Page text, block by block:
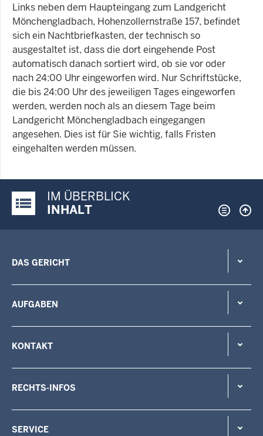
Links neben dem Haupteingang zum Landgericht
Mönchengladbach, Hohenzollernstraße 157, befindet
sich ein Nachtbriefkasten, der technisch so
ausgestaltet ist, dass die dort eingehende Post
automatisch danach sortiert wird, ob sie vor oder
nach 24:00 Uhr eingeworfen wird. Nur Schriftstücke,
die bis 24:00 Uhr des jeweiligen Tages eingeworfen
werden, werden noch als an diesem Tage beim
Landgericht Mönchengladbach eingegangen
angesehen. Dies ist für Sie wichtig, falls Fristen
eingehalten werden müssen.
Justiz-Portal im Überblick:
IM ÜBERBLICK
INHALT
DAS GERICHT
AUFGABEN
KONTAKT
RECHTS-INFOS
SERVICE